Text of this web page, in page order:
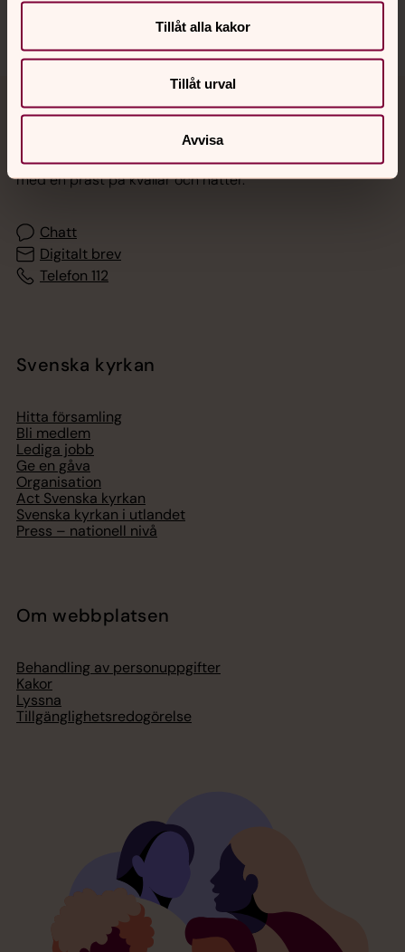
Tillåt alla kakor
Tillåt urval
Avvisa
Jourhavande präst
Akut samtals- och krisstöd. Prata eller chatta anonymt
med en präst på kvällar och nätter.
Chatt
Digitalt brev
Telefon 112
Svenska kyrkan
Hitta församling
Bli medlem
Lediga jobb
Ge en gåva
Organisation
Act Svenska kyrkan
Svenska kyrkan i utlandet
Press – nationell nivå
Om webbplatsen
Behandling av personuppgifter
Kakor
Lyssna
Tillgänglighetsredogörelse